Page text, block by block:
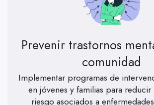
Prevenir trastornos
comunidad
Implementar programas de
en jóvenes y familias para
riesgo asociados a